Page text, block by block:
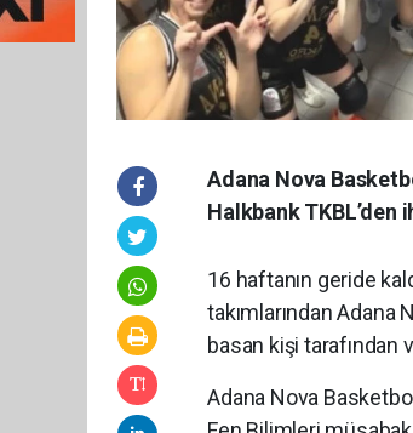
Adana Nova
Halkbank TKBL’den
16 haftanın geride
takımlarından Adana
basan kişi tarafından
Adana Nova